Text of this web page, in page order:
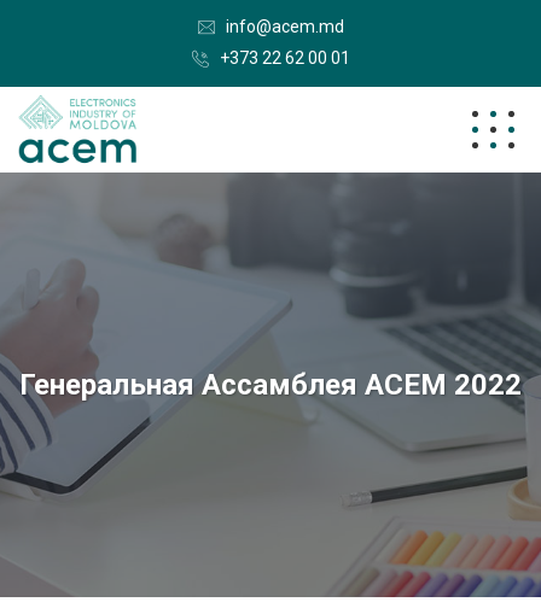
info@acem.md
+373 22 62 00 01
Генеральная Ассамблея ACEM 2022